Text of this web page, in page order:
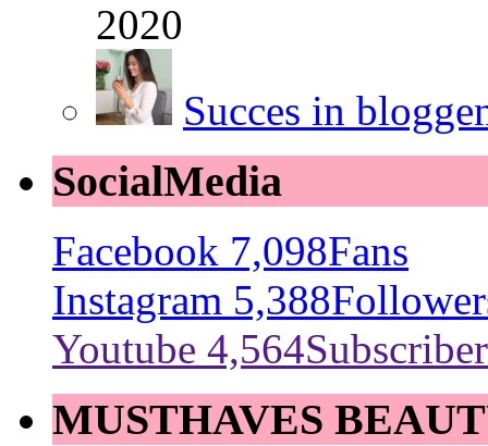
2020
Succes in
SocialMedia
Facebook 7,098Fans
Instagram 5,388
Youtube 4,564Subscriber
MUSTHAVES